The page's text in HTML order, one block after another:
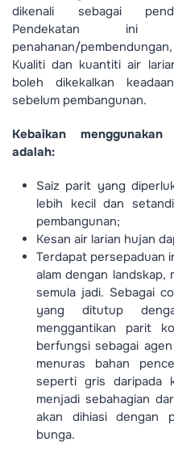
dikenali sebagai
Pendekatan ini
penahanan/
Kualiti dan kuantiti air
boleh dikekalkan
sebelum pembangunan.
Kebaikan
adalah:
Saiz parit yang
lebih kecil dan
pembangunan;
Kesan air larian hujan
Terdapat persepaduan
alam dengan landskap,
semula jadi. Sebagai
yang ditutup
menggantikan parit
berfungsi sebagai
menuras bahan
seperti gris daripada
menjadi sebahagian
akan dihiasi dengan
bunga.